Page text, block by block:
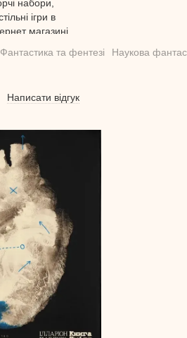
Фантастика та фентезі Наукова
Написати відгук